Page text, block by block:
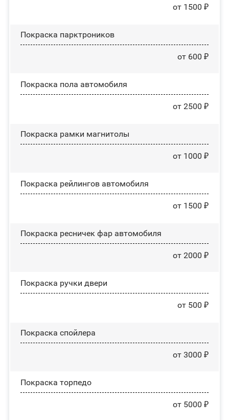
от 1500 ₽
Покраска парктроников
от 600 ₽
Покраска пола автомобиля
от 2500 ₽
Покраска рамки магнитолы
от 1000 ₽
Покраска рейлингов автомобиля
от 1500 ₽
Покраска ресничек фар автомобиля
от 2000 ₽
Покраска ручки двери
от 500 ₽
Покраска спойлера
от 3000 ₽
Покраска торпедо
от 5000 ₽